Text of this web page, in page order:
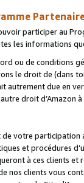
participer au
les informations
ou de conditions
le droit de (dans
autrement due en
droit
votre
et procédures
à ces clients
nos clients vous